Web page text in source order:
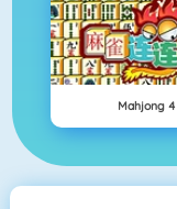
Mahjong 4